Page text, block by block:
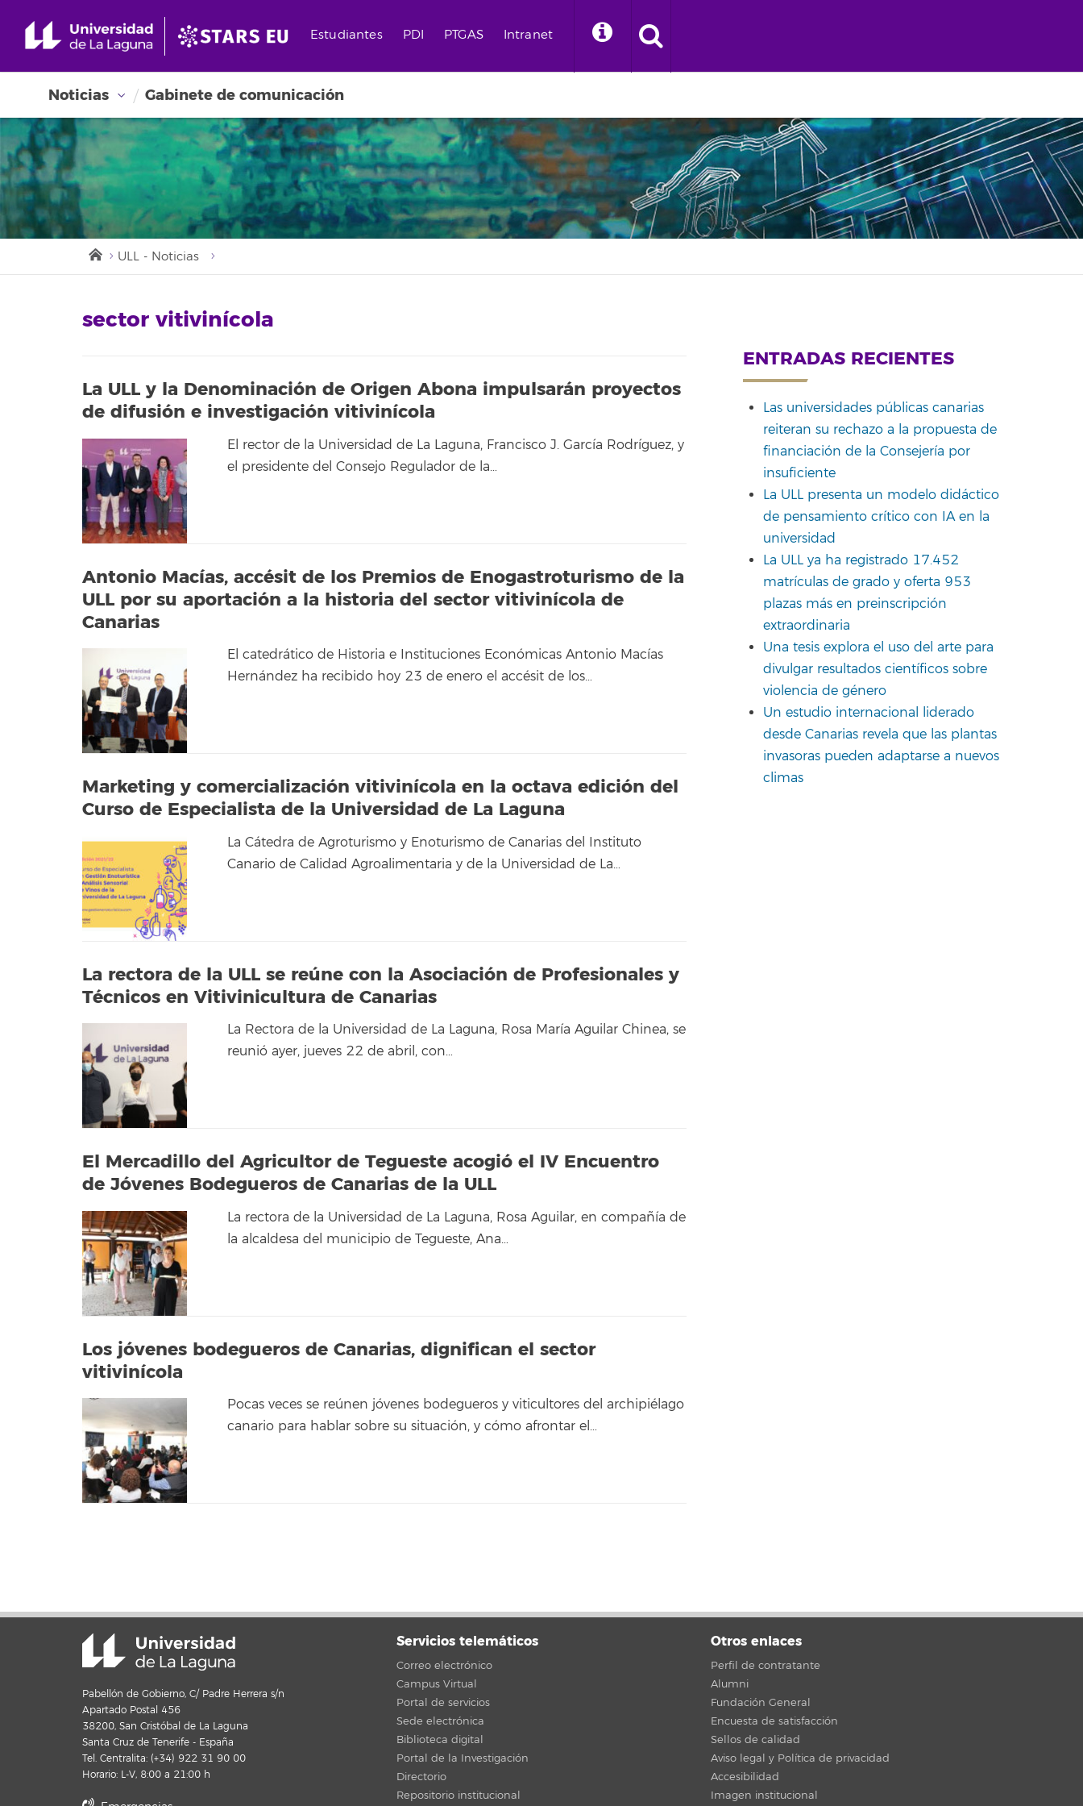
Estudiantes PDI PTGAS Intranet
Noticias Gabinete de comunicación
ULL - Noticias
sector vitivinícola
La ULL y la Denominación de Origen Abona impulsarán proyectos
de difusión e investigación vitivinícola
El rector de la Universidad de La Laguna, Francisco J. García Rodríguez, y
el presidente del Consejo Regulador de la…
Antonio Macías, accésit de los Premios de Enogastroturismo de la
ULL por su aportación a la historia del sector vitivinícola de
Canarias
El catedrático de Historia e Instituciones Económicas Antonio Macías
Hernández ha recibido hoy 23 de enero el accésit de los…
Marketing y comercialización vitivinícola en la octava edición del
Curso de Especialista de la Universidad de La Laguna
La Cátedra de Agroturismo y Enoturismo de Canarias del Instituto
Canario de Calidad Agroalimentaria y de la Universidad de La…
La rectora de la ULL se reúne con la Asociación de Profesionales y
Técnicos en Vitivinicultura de Canarias
La Rectora de la Universidad de La Laguna, Rosa María Aguilar Chinea, se
reunió ayer, jueves 22 de abril, con…
El Mercadillo del Agricultor de Tegueste acogió el IV Encuentro
de Jóvenes Bodegueros de Canarias de la ULL
La rectora de la Universidad de La Laguna, Rosa Aguilar, en compañía de
la alcaldesa del municipio de Tegueste, Ana…
Los jóvenes bodegueros de Canarias, dignifican el sector
vitivinícola
Pocas veces se reúnen jóvenes bodegueros y viticultores del archipiélago
canario para hablar sobre su situación, y cómo afrontar el…
ENTRADAS RECIENTES
Las universidades públicas canarias
reiteran su rechazo a la propuesta de
financiación de la Consejería por
insuficiente
La ULL presenta un modelo didáctico
de pensamiento crítico con IA en la
universidad
La ULL ya ha registrado 17.452
matrículas de grado y oferta 953
plazas más en preinscripción
extraordinaria
Una tesis explora el uso del arte para
divulgar resultados científicos sobre
violencia de género
Un estudio internacional liderado
desde Canarias revela que las plantas
invasoras pueden adaptarse a nuevos
climas
Pabellón de Gobierno, C/ Padre Herrera s/n
Apartado Postal 456
38200, San Cristóbal de La Laguna
Santa Cruz de Tenerife - España
Tel. Centralita: (+34) 922 31 90 00
Horario: L-V, 8:00 a 21:00 h
Servicios telemáticos
Correo electrónico
Campus Virtual
Portal de servicios
Sede electrónica
Biblioteca digital
Portal de la Investigación
Directorio
Repositorio institucional
Otros enlaces
Perfil de contratante
Alumni
Fundación General
Encuesta de satisfacción
Sellos de calidad
Aviso legal y Política de privacidad
Accesibilidad
Imagen institucional